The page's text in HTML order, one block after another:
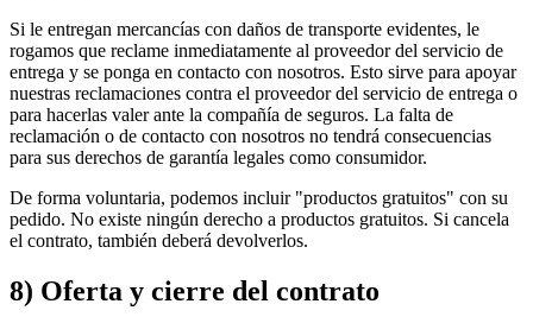
Si le entregan mercancías con daños de transporte evidentes, le
rogamos que reclame inmediatamente al proveedor del servicio de
entrega y se ponga en contacto con nosotros. Esto sirve para apoyar
nuestras reclamaciones contra el proveedor del servicio de entrega o
para hacerlas valer ante la compañía de seguros. La falta de
reclamación o de contacto con nosotros no tendrá consecuencias
para sus derechos de garantía legales como consumidor.
De forma voluntaria, podemos incluir "productos gratuitos" con su
pedido. No existe ningún derecho a productos gratuitos. Si cancela
el contrato, también deberá devolverlos.
8) Oferta y cierre del contrato